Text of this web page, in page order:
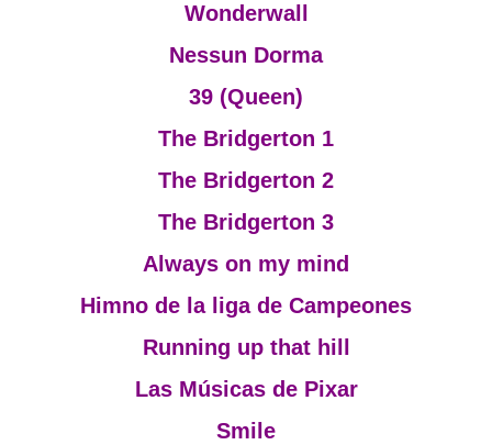
Wonderwall
Nessun Dorma
39 (Queen)
The Bridgerton 1
The Bridgerton 2
The Bridgerton 3
Always on my mind
Himno de la liga de Campeones
Running up that hill
Las Músicas de Pixar
Smile